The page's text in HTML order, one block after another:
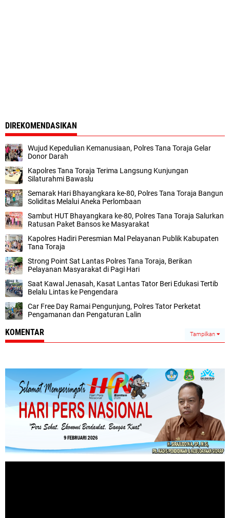
DIREKOMENDASIKAN
Wujud Kepedulian Kemanusiaan, Polres Tana Toraja Gelar
Donor Darah
Kapolres Tana Toraja Terima Langsung Kunjungan
Silaturahmi Bawaslu
Semarak Hari Bhayangkara ke-80, Polres Tana Toraja Bangun
Soliditas Melalui Aneka Perlombaan
Sambut HUT Bhayangkara ke-80, Polres Tana Toraja Salurkan
Ratusan Paket Bansos ke Masyarakat
Kapolres Hadiri Peresmian Mal Pelayanan Publik Kabupaten
Tana Toraja
Strong Point Sat Lantas Polres Tana Toraja, Berikan
Pelayanan Masyarakat di Pagi Hari
Saat Kawal Jenasah, Kasat Lantas Tator Beri Edukasi Tertib
Belalu Lintas ke Pengendara
Car Free Day Ramai Pengunjung, Polres Tator Perketat
Pengamanan dan Pengaturan Lalin
KOMENTAR Tampilkan